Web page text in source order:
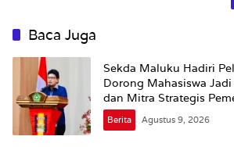
Baca Juga
Sekda Maluku Hadiri
Dorong Mahasiswa
dan Mitra Strategis
Berita Agustus 9, 2026